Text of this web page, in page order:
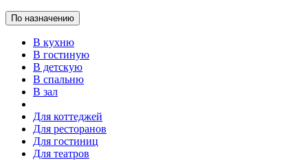
По назначению
В кухню
В гостиную
В детскую
В спальню
В зал
Для коттеджей
Для ресторанов
Для гостиниц
Для театров